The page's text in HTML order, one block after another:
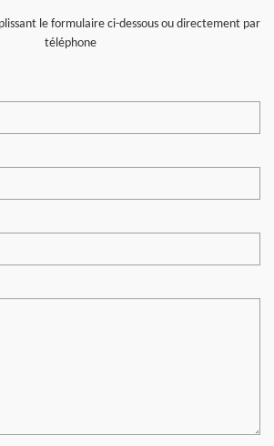
le formulaire ci-dessous ou directement par
téléphone